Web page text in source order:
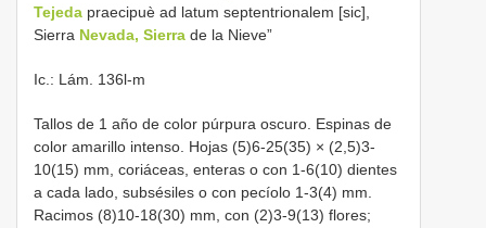
Tejeda praecipuè ad latum septentrionalem [sic],
Sierra Nevada, Sierra de la Nieve”
Ic.: Lám. 136l-m
Tallos de 1 año de color púrpura oscuro. Espinas de
color amarillo intenso. Hojas (5)6-25(35) × (2,5)3-
10(15) mm, coriáceas, enteras o con 1-6(10) dientes
a cada lado, subsésiles o con pecíolo 1-3(4) mm.
Racimos (8)10-18(30) mm, con (2)3-9(13) flores;